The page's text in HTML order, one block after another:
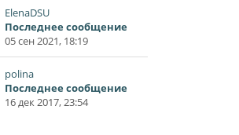
ElenaDSU
Последнее сообщение
05 сен 2021, 18:19
polina
Последнее сообщение
16 дек 2017, 23:54